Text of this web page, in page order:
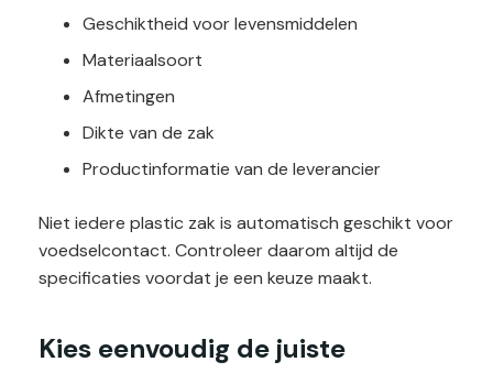
Geschiktheid voor levensmiddelen
Materiaalsoort
Afmetingen
Dikte van de zak
Productinformatie van de leverancier
Niet iedere plastic zak is automatisch geschikt voor
voedselcontact. Controleer daarom altijd de
specificaties voordat je een keuze maakt.
Kies eenvoudig de juiste